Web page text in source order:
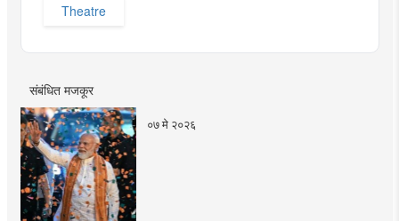
Theatre
संबंधित मजकूर
०७ मे २०२६